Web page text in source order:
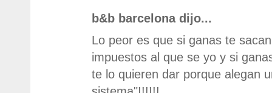
b&b barcelona dijo...
Lo peor es que si ganas te
impuestos al que se yo y si
te lo quieren dar porque alegan